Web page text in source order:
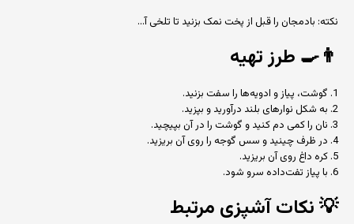
نکته: بادمجان را قبل از پخت نمک بزنید تا تلخی آ...
👨‍🍳 طرز تهیه
1. گوشت، پیاز و ادویه‌ها را سفت بزنید.
2. به شکل نوارهای بلند درآورید و بپزید.
3. نان را کمی دم کنید و گوشت را در آن بپیچید.
4. در ظرف چینید و سس گوجه را روی آن بریزید.
5. کره داغ روی آن بریزید.
6. با پیاز تفت‌داده سرو شود.
💡نکات آشپزی مرتبط